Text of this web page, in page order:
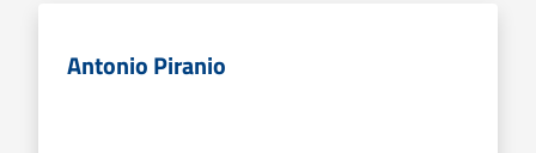
Antonio Piranio